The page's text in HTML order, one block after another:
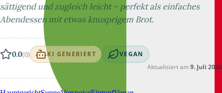
sättigend und zugleich leicht – perfekt als einfaches
Abendessen mit etwas knusprigem Brot.
0.0(0) KI GENERIERT VEGAN
Aktualisiert am 9. Juli 2026